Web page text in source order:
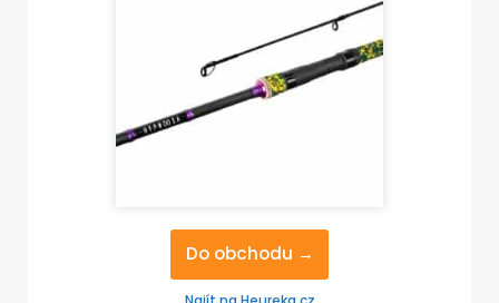
Do obchodu →